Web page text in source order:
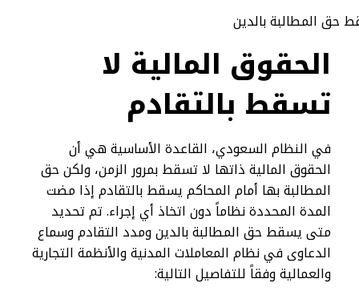
الحقوق المالية لا
تسقط بالتقادم
في النظام السعودي، القاعدة الأساسية هي أن
الحقوق المالية ذاتها لا تسقط بمرور الزمن، ولكن حق
المطالبة بها أمام المحاكم يسقط بالتقادم إذا مضت
المدة المحددة نظاماً دون اتخاذ أي إجراء. تم تحديد
متى يسقط حق المطالبة بالدين ومدد التقادم وسماع
الدعاوى في نظام المعاملات المدنية والأنظمة التجارية
والعمالية وفقاً للتفاصيل التالية: